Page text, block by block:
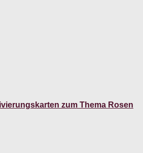
zum Thema Rosen